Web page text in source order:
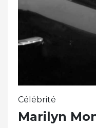
Célébrité
Marilyn